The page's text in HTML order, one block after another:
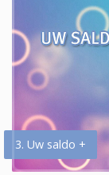
3. Uw saldo +